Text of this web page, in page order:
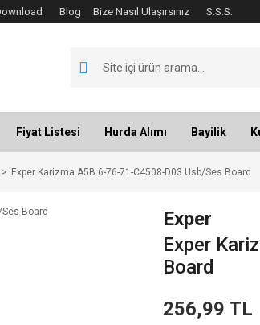
Blog Bize Nasıl UlaşırsınızS.S.S.
Fiyat Listesi Hurda Alımı Bayilik
Exper Karizma A5B 6-76-71-C4508-D03 Usb/Ses Board
Exper
Exper
Board
256,99 TL